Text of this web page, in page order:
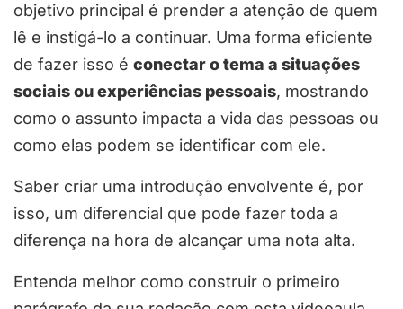
objetivo principal é prender a atenção de quem
lê e instigá-lo a continuar. Uma forma eficiente
de fazer isso é conectar o tema a situações
sociais ou experiências pessoais, mostrando
como o assunto impacta a vida das pessoas ou
como elas podem se identificar com ele.
Saber criar uma introdução envolvente é, por
isso, um diferencial que pode fazer toda a
diferença na hora de alcançar uma nota alta.
Entenda melhor como construir o primeiro